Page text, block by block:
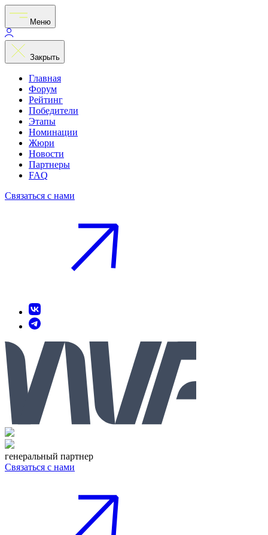
Меню
Закрыть
Главная
Форум
Рейтинг
Победители
Этапы
Номинации
Жюри
Новости
Партнеры
FAQ
Связаться с нами
генеральный партнер
Связаться с нами